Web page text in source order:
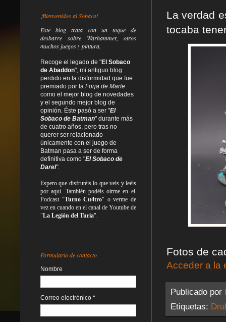
La verdad
tocaba
Fotos de
Acceder a la
Publicado por
Etiquetas:
¡Bienvenidos al Sobaco!
Este blog trata con un toque de
desbarre sobre Warhammer, otros
muchos juegos y pintura.
Recoge el legado de "El Sobaco
de Abaddon", mi antiguo blog
perdido en la disformidad que fue
premiado por la Forja de Marte
como el mejor blog de novedades
y el segundo mejor blog de
opinión. Éste pasó a ser "El
Sobaco de Batman" durante más
de cuatro años, pero tras no
querer ser relacionado
únicamente con el juego de
Batman pasa a ser de forma
definitiva como "El Sobaco de
Darel".
Espero que disfrutéis lo queveis yleéis
por aquí. También podéis oírme en el
Podcast "Turno Cu4tro" o verme de
vez en cuando en el canal de Youtube de
"La Legión del Turia".
Formulario de contacto
Nombre
Correo electrónico *